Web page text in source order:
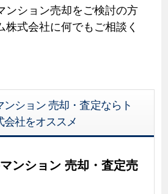
ンション売却をご検討の方
株式会社に何でもご相談く
ション 売却・査定ならト
社をオススメ
ンション 売却・査定売